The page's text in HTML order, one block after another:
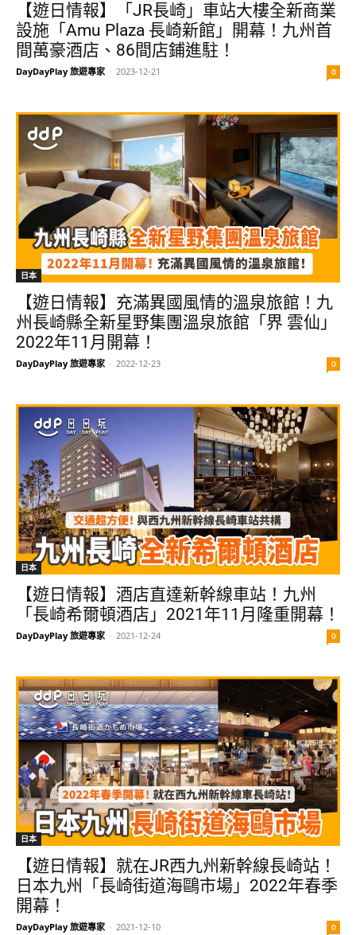
【遊日情報】「JR長崎」車站大樓全新商業
設施「Amu Plaza 長崎新館」開幕！九州首
間萬豪酒店、86間店鋪進駐！
DayDayPlay 旅遊專家 - 2023-12-21 0
日本
【遊日情報】充滿異國風情的溫泉旅館！九
州長崎縣全新星野集團溫泉旅館「界 雲仙」
2022年11月開幕！
DayDayPlay 旅遊專家 - 2022-12-23 0
日本
【遊日情報】酒店直達新幹線車站！九州
「長崎希爾頓酒店」2021年11月隆重開幕！
DayDayPlay 旅遊專家 - 2021-12-24 0
日本
【遊日情報】就在JR西九州新幹線長崎站！
日本九州「長崎街道海鷗市場」2022年春季
開幕！
DayDayPlay 旅遊專家 - 2021-12-10 0